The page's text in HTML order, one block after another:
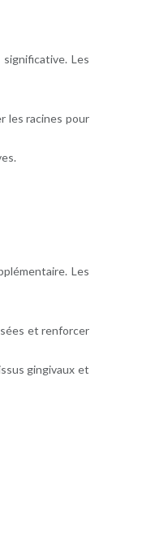
Les
les racines pour
Les
et renforcer
gingivaux et